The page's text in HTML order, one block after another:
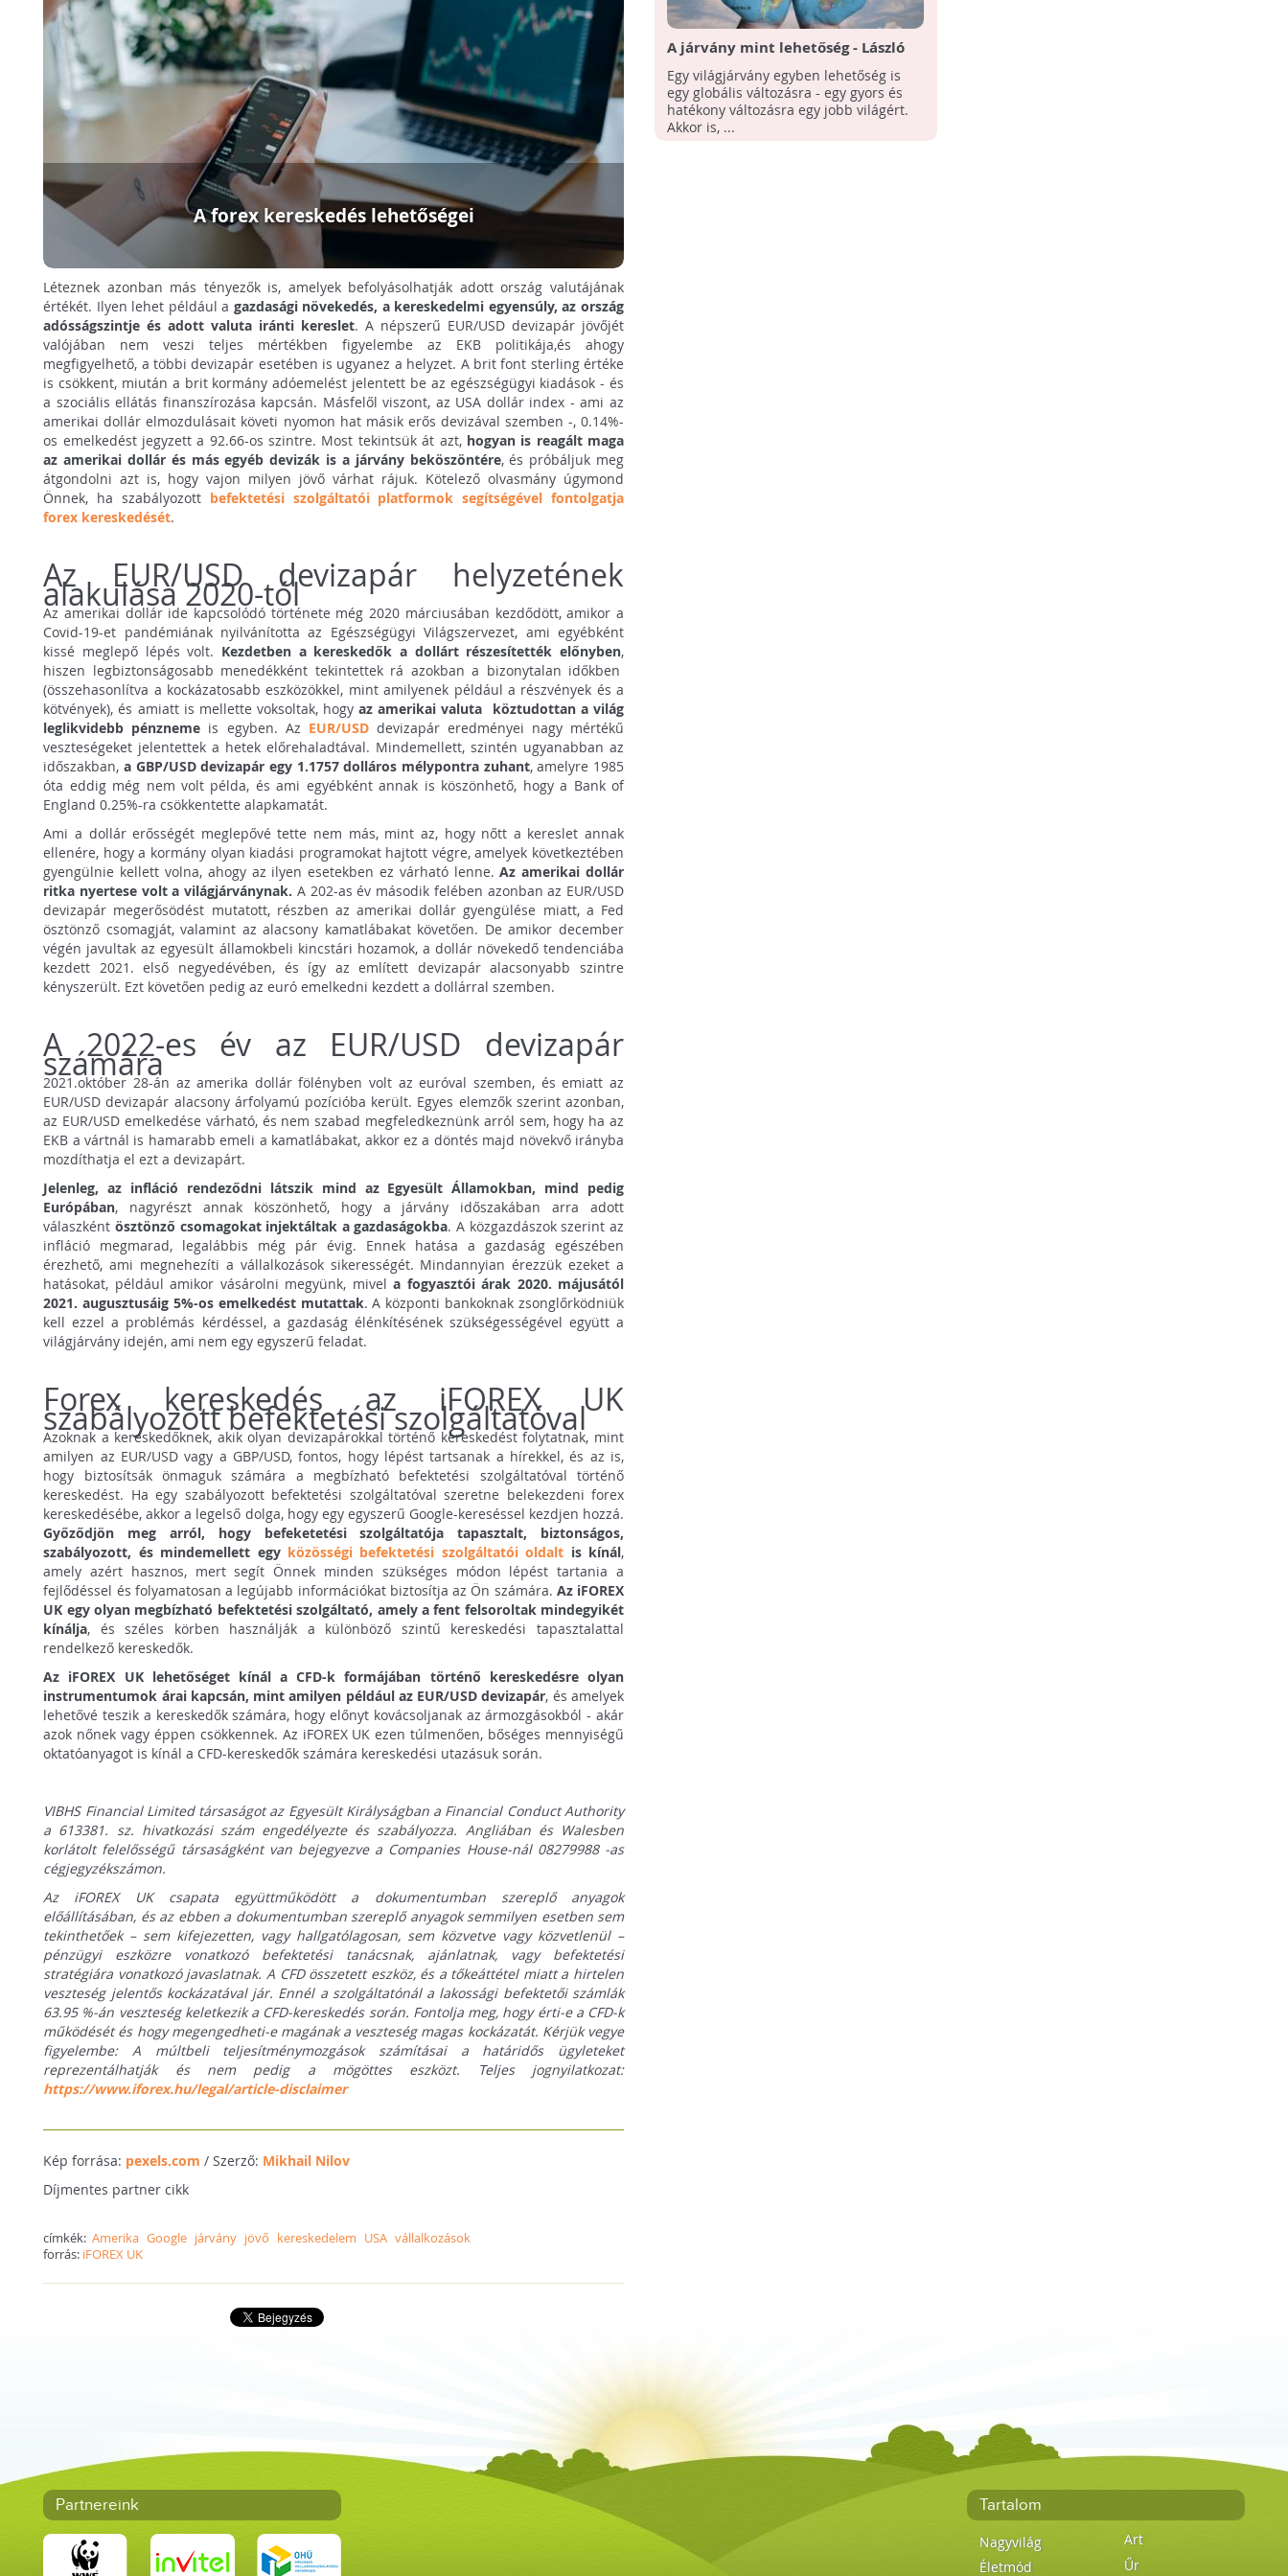
A forex kereskedés lehetőségei
Léteznek azonban más tényezők is, amelyek befolyásolhatják adott ország valutájának
értékét. Ilyen lehet például a gazdasági növekedés, a kereskedelmi egyensúly, az ország
adósságszintje és adott valuta iránti kereslet. A népszerű EUR/USD devizapár jövőjét
valójában nem veszi teljes mértékben figyelembe az EKB politikája,és ahogy
megfigyelhető, a többi devizapár esetében is ugyanez a helyzet. A brit font sterling értéke
is csökkent, miután a brit kormány adóemelést jelentett be az egészségügyi kiadások - és
a szociális ellátás finanszírozása kapcsán. Másfelől viszont, az USA dollár index - ami az
amerikai dollár elmozdulásait követi nyomon hat másik erős devizával szemben -, 0.14%-
os emelkedést jegyzett a 92.66-os szintre. Most tekintsük át azt, hogyan is reagált maga
az amerikai dollár és más egyéb devizák is a járvány beköszöntére, és próbáljuk meg
átgondolni azt is, hogy vajon milyen jövő várhat rájuk. Kötelező olvasmány úgymond
Önnek, ha szabályozott befektetési szolgáltatói platformok segítségével fontolgatja
forex kereskedését.
Az EUR/USD devizapár helyzetének
alakulása 2020-tól
Az amerikai dollár ide kapcsolódó története még 2020 márciusában kezdődött, amikor a
Covid-19-et pandémiának nyilvánította az Egészségügyi Világszervezet, ami egyébként
kissé meglepő lépés volt. Kezdetben a kereskedők a dollárt részesítették előnyben,
hiszen legbiztonságosabb menedékként tekintettek rá azokban a bizonytalan időkben
(összehasonlítva a kockázatosabb eszközökkel, mint amilyenek például a részvények és a
kötvények), és amiatt is mellette voksoltak, hogyaz amerikai valuta köztudottan a világ
leglikvidebb pénzneme is egyben. Az EUR/USDdevizapár eredményei nagy mértékű
veszteségeket jelentettek a hetek előrehaladtával. Mindemellett, szintén ugyanabban az
időszakban, a GBP/USD devizapár egy 1.1757 dolláros mélypontra zuhant, amelyre 1985
óta eddig még nem volt példa, és ami egyébként annak is köszönhető, hogy a Bank of
England 0.25%-ra csökkentette alapkamatát.
Ami a dollár erősségét meglepővé tette nem más, mint az, hogy nőtt a kereslet annak
ellenére, hogy a kormány olyan kiadási programokat hajtott végre, amelyek következtében
gyengülnie kellett volna, ahogy az ilyen esetekben ez várható lenne.Az amerikai dollár
ritka nyertese volt a világjárványnak. A 202-as év második felében azonban az EUR/USD
devizapár megerősödést mutatott, részben az amerikai dollár gyengülése miatt, a Fed
ösztönző csomagját, valamint az alacsony kamatlábakat követően. De amikor december
végén javultak az egyesült államokbeli kincstári hozamok, a dollár növekedő tendenciába
kezdett 2021. első negyedévében, és így az említett devizapár alacsonyabb szintre
kényszerült. Ezt követően pedig az euró emelkedni kezdett a dollárral szemben.
A 2022-es év az EUR/USD devizapár
számára
2021.október 28-án az amerika dollár fölényben volt az euróval szemben, és emiatt az
EUR/USD devizapár alacsony árfolyamú pozícióba került. Egyes elemzők szerint azonban,
az EUR/USD emelkedése várható, és nem szabad megfeledkeznünk arról sem, hogy ha az
EKB a vártnál is hamarabb emeli a kamatlábakat, akkor ez a döntés majd növekvő irányba
mozdíthatja el ezt a devizapárt.
Jelenleg, az infláció rendeződni látszik mind az Egyesült Államokban, mind pedig
Európában, nagyrészt annak köszönhető, hogy a járvány időszakában arra adott
válaszként ösztönző csomagokat injektáltak a gazdaságokba. A közgazdászok szerint az
infláció megmarad, legalábbis még pár évig. Ennek hatása a gazdaság egészében
érezhető, ami megnehezíti a vállalkozások sikerességét. Mindannyian érezzük ezeket a
hatásokat, például amikor vásárolni megyünk, mivela fogyasztói árak 2020. májusától
2021. augusztusáig 5%-os emelkedést mutattak. A központi bankoknak zsonglőrködniük
kell ezzel a problémás kérdéssel, a gazdaság élénkítésének szükségességével együtt a
világjárvány idején, ami nem egy egyszerű feladat.
Forex kereskedés az iFOREX UK
szabályozott befektetési szolgáltatóval
Azoknak a kereskedőknek, akik olyan devizapárokkal történő kereskedést folytatnak, mint
amilyen az EUR/USD vagy a GBP/USD, fontos, hogy lépést tartsanak a hírekkel, és az is,
hogy biztosítsák önmaguk számára a megbízható befektetési szolgáltatóval történő
kereskedést. Ha egy szabályozott befektetési szolgáltatóval szeretne belekezdeni forex
kereskedésébe, akkor a legelső dolga, hogy egy egyszerű Google-kereséssel kezdjen hozzá.
Győződjön meg arról, hogy befeketetési szolgáltatója tapasztalt, biztonságos,
szabályozott, és mindemellett egy közösségi befektetési szolgáltatói oldalt is kínál,
amely azért hasznos, mert segít Önnek minden szükséges módon lépést tartania a
fejlődéssel és folyamatosan a legújabb információkat biztosítja az Ön számára. Az iFOREX
UK egy olyan megbízható befektetési szolgáltató, amely a fent felsoroltak mindegyikét
kínálja, és széles körben használják a különböző szintű kereskedési tapasztalattal
rendelkező kereskedők.
Az iFOREX UK lehetőséget kínál a CFD-k formájában történő kereskedésre olyan
instrumentumok árai kapcsán, mint amilyen például az EUR/USD devizapár, és amelyek
lehetővé teszik a kereskedők számára, hogy előnyt kovácsoljanak az ármozgásokból - akár
azok nőnek vagy éppen csökkennek. Az iFOREX UK ezen túlmenően, bőséges mennyiségű
oktatóanyagot is kínál a CFD-kereskedők számára kereskedési utazásuk során.
VIBHS Financial Limited társaságot az Egyesült Királyságban a Financial Conduct Authority
a 613381. sz. hivatkozási szám engedélyezte és szabályozza. Angliában és Walesben
korlátolt felelősségű társaságként van bejegyezve a Companies House-nál 08279988 -as
cégjegyzékszámon.
Az iFOREX UK csapata együttműködött a dokumentumban szereplő anyagok
előállításában, és az ebben a dokumentumban szereplő anyagok semmilyen esetben sem
tekinthetőek – sem kifejezetten, vagy hallgatólagosan, sem közvetve vagy közvetlenül –
pénzügyi eszközre vonatkozó befektetési tanácsnak, ajánlatnak, vagy befektetési
stratégiára vonatkozó javaslatnak. A CFD összetett eszköz, és a tőkeáttétel miatt a hirtelen
veszteség jelentős kockázatával jár. Ennél a szolgáltatónál a lakossági befektetői számlák
63.95 %-án veszteség keletkezik a CFD-kereskedés során. Fontolja meg, hogy érti-e a CFD-k
működését és hogy megengedheti-e magának a veszteség magas kockázatát. Kérjük vegye
figyelembe: A múltbeli teljesítménymozgások számításai a határidős ügyleteket
reprezentálhatják és nem pedig a mögöttes eszközt. Teljes jognyilatkozat:
https://www.iforex.hu/legal/article-disclaimer
Kép forrása: pexels.com / Szerző: Mikhail Nilov
Díjmentes partner cikk
címkék:Amerika Google járvány jövő kereskedelem USA vállalkozások
forrás: iFOREX UK
A járvány mint lehetőség - László
Ervin professzor üzenete
Egy világjárvány egyben lehetőség is
egy globális változásra - egy gyors és
hatékony változásra egy jobb világért.
Akkor is, ...
Partnereink Tartalom
Nagyvilág
Életmód
Art
Űr